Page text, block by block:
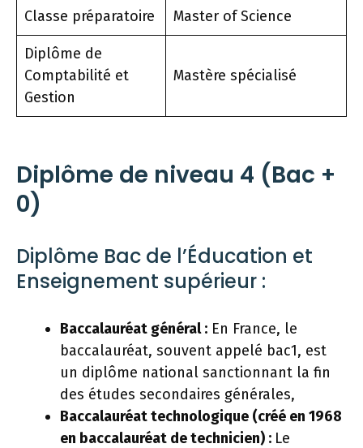
Classe préparatoire Master of Science
Diplôme de
Comptabilité et
Gestion
Mastère spécialisé
Diplôme de niveau 4 (Bac +
0)
Diplôme Bac de l’Éducation et
Enseignement supérieur :
Baccalauréat général : En France, le
baccalauréat, souvent appelé bac1, est
un diplôme national sanctionnant la fin
des études secondaires générales,
Baccalauréat technologique (créé en 1968
en baccalauréat de technicien) : Le